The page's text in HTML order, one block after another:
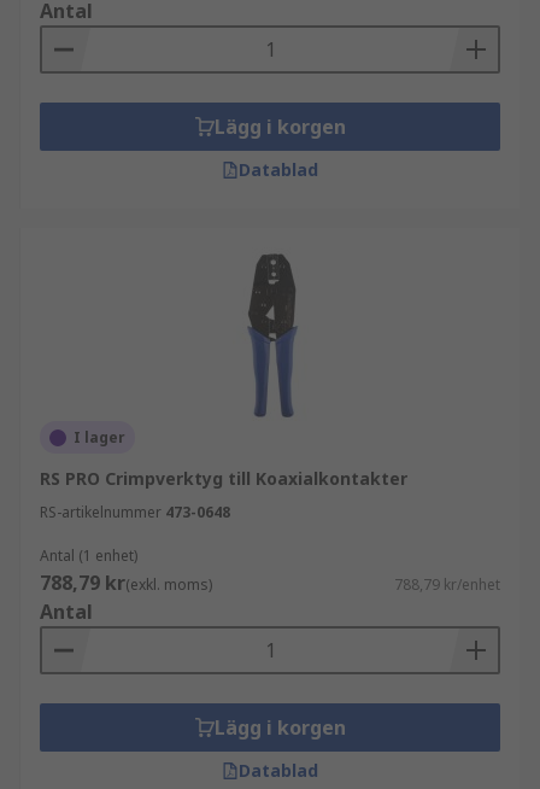
Antal
Lägg i korgen
Datablad
I lager
RS PRO Crimpverktyg till Koaxialkontakter
RS-artikelnummer 473-0648
Antal (1 enhet)
788,79 kr(exkl. moms) 788,79 kr/enhet
Antal
Lägg i korgen
Datablad